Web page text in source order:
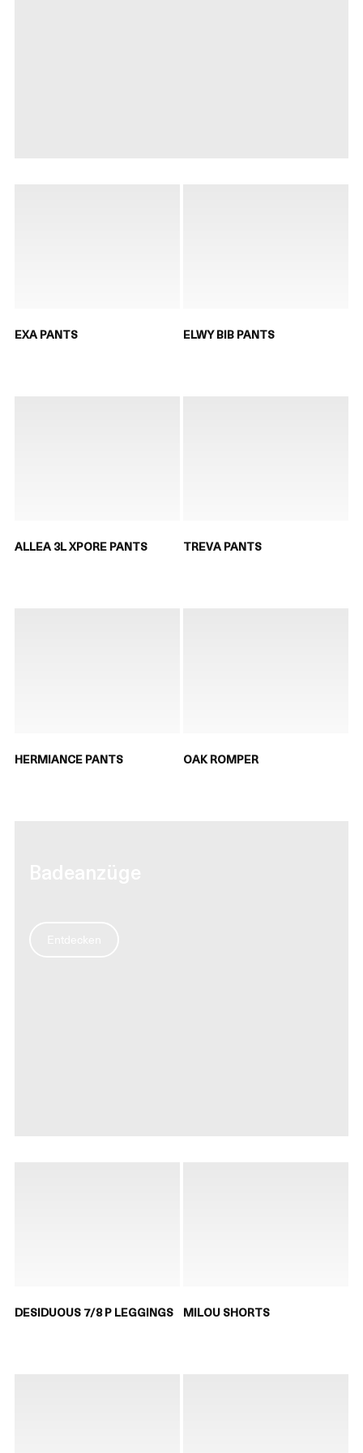
EXA PANTS ELWY BIB PANTS
ALLEA 3L XPORE PANTS TREVA PANTS
HERMIANCE PANTS OAK ROMPER
DESIDUOUS 7/8 P LEGGINGS MILOU SHORTS